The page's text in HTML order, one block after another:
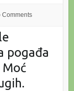
Comments
pogađa